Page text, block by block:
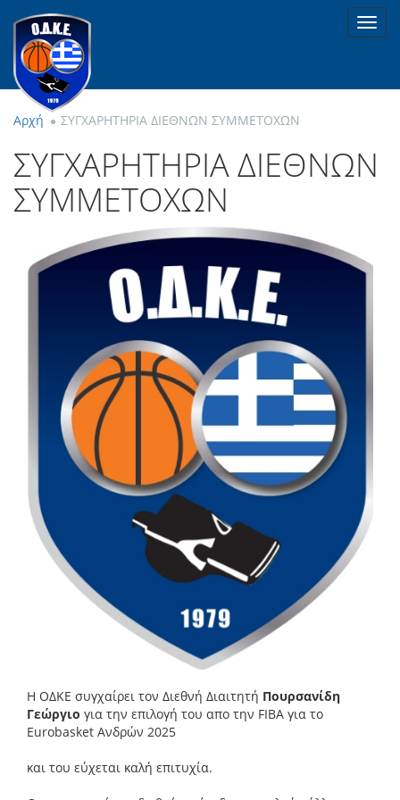
Αρχή ΣΥΓΧΑΡΗΤΗΡΙΑ ΔΙΕΘΝΩΝ ΣΥΜΜΕΤΟΧΩΝ
ΣΥΓΧΑΡΗΤΗΡΙΑ ΔΙΕΘΝΩΝ
ΣΥΜΜΕΤΟΧΩΝ
Η ΟΔΚΕ συγχαίρει τον Διεθνή Διαιτητή Πουρσανίδη
Γεώργιο για την επιλογή του απο την FIBA για το
Eurobasket Ανδρών 2025
και του εύχεται καλή επιτυχία.